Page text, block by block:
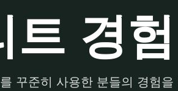
트 경
꾸준히 사용한 분들의 경험